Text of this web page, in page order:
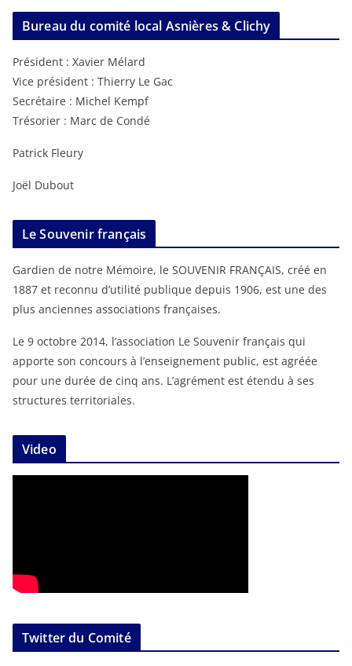
Bureau du comité local Asnières & Clichy
Président : Xavier Mélard
Vice président : Thierry Le Gac
Secrétaire : Michel Kempf
Trésorier : Marc de Condé
Patrick Fleury
Joël Dubout
Le Souvenir français
Gardien de notre Mémoire, le SOUVENIR FRANÇAIS, créé en
1887 et reconnu d’utilité publique depuis 1906, est une des
plus anciennes associations françaises.
Le 9 octobre 2014, l’association Le Souvenir français qui
apporte son concours à l’enseignement public, est agréée
pour une durée de cinq ans. L’agrément est étendu à ses
structures territoriales.
Video
Twitter du Comité